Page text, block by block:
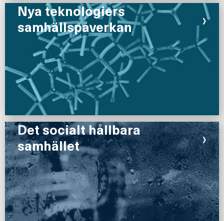
Nya teknologiers
samhällspåverkan
›
Det socialt hållbara
samhället
›